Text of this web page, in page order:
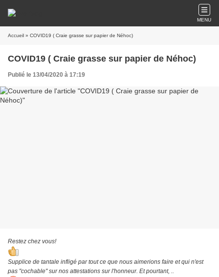
MENU
Accueil » COVID19 ( Craie grasse sur papier de Néhoc)
COVID19 ( Craie grasse sur papier de Néhoc)
Publié le 13/04/2020 à 17:19
Restez chez vous!
Supplice de tantale infligé par tout ce que nous aimerions faire et qui n'est
pas "cochable" sur nos attestations sur l'honneur. Et pourtant, ..